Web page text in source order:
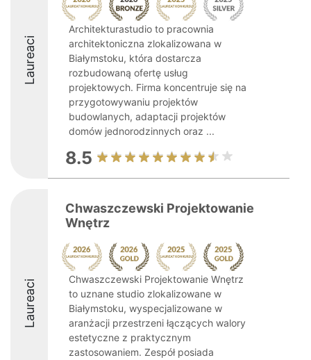
Laureaci
Architekturastudio to pracownia
architektoniczna zlokalizowana w
Białymstoku, która dostarcza
rozbudowaną ofertę usług
projektowych. Firma koncentruje się na
przygotowywaniu projektów
budowlanych, adaptacji projektów
domów jednorodzinnych oraz ...
8.5
Laureaci
Chwaszczewski Projektowanie
Wnętrz
Chwaszczewski Projektowanie Wnętrz
to uznane studio zlokalizowane w
Białymstoku, wyspecjalizowane w
aranżacji przestrzeni łączących walory
estetyczne z praktycznym
zastosowaniem. Zespół posiada